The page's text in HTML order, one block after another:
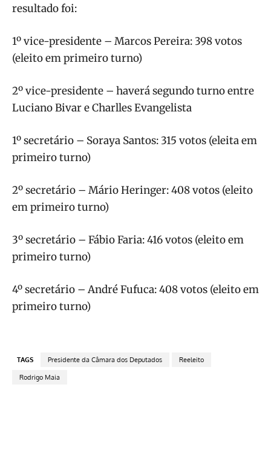
resultado foi:
1º vice-presidente – Marcos Pereira: 398 votos
(eleito em primeiro turno)
2º vice-presidente – haverá segundo turno entre
Luciano Bivar e Charlles Evangelista
1º secretário – Soraya Santos: 315 votos (eleita em
primeiro turno)
2º secretário – Mário Heringer: 408 votos (eleito
em primeiro turno)
3º secretário – Fábio Faria: 416 votos (eleito em
primeiro turno)
4º secretário – André Fufuca: 408 votos (eleito em
primeiro turno)
TAGS Presidente da Câmara dos Deputados Reeleito
Rodrigo Maia